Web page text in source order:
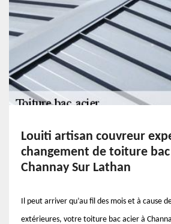
Louiti artisan couvreur
changement de toiture bac
Channay Sur Lathan
Il peut arriver qu’au fil des mois et à cause
extérieures, votre toiture bac acier à